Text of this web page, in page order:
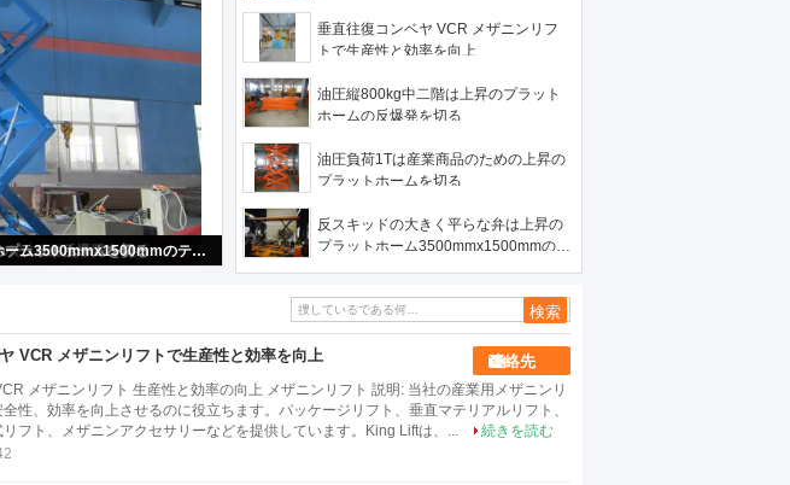
6Tローディングを持ち上げる
垂直往復コンベヤ VCR メザニンリフ
トで生産性と効率を向上
油圧縦800kg中二階は上昇のプラット
ホームの反爆発を切る
油圧負荷1Tは産業商品のための上昇の
プラットホームを切る
反スキッドの大きく平らな弁は上昇の
プラットホーム3500mmx1500mmのテ
VCR メザニンリフトで生産性と効率を向上 連絡先
メザニンリフト 生産性と効率の向上 メザニンリフト ​​​説明: 当社の産業用メザニンリ
性、効率を向上させるのに役立ちます。パッケージリフト、垂直マテリアルリフト、
フト、メザニンアクセサリーなどを提供しています。King Liftは、...
続きを読む